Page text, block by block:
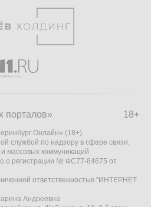
18+
порталов»
Онлайн» (18+)
службой по надзору в сфере связи,
массовых коммуникаций
о регистрации № ФС77-84675 от
ответственностью "ИНТЕРНЕТ
Андреевна